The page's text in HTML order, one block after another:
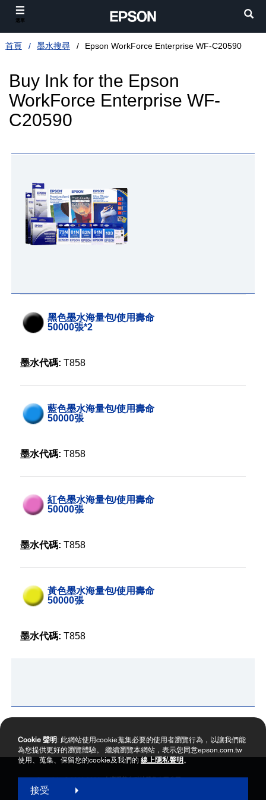
首頁 墨水搜尋 Epson WorkForce Enterprise WF-C20590
Buy Ink for the Epson
WorkForce Enterprise WF-
C20590
黑色墨水海量包/使用壽命
50000張*2
墨水代碼: T858
藍色墨水海量包/使用壽命
50000張
墨水代碼: T858
紅色墨水海量包/使用壽命
50000張
墨水代碼: T858
黃色墨水海量包/使用壽命
50000張
墨水代碼: T858
Copyright © 2000-2026 台灣愛普生科技股份有限公司
網站使用暨會員服務條款
Cookie 聲明 : 此網站使用cookie蒐集必要的使用者瀏覽行為，以讓我們能
為您提供更好的瀏覽體驗。 繼續瀏覽本網站，表示您同意epson.com.tw
使用、蒐集、保留您的cookie及我們的 線上隱私聲明 。
接受